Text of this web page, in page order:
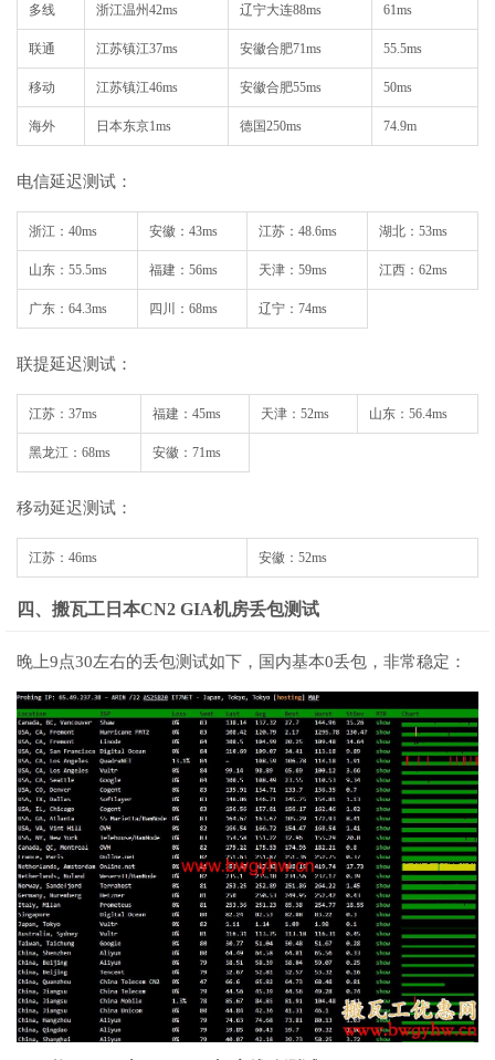
多线 浙江温州 42ms 辽宁大连88ms 61ms
联通 江苏镇江37ms 安徽合肥71ms 55.5ms
移动 江苏镇江46ms 安徽合肥55ms 50ms
海外 日本东京1ms 德国250ms 74.9m
电信延迟测试：
浙江： 40ms 安徽： 43ms 江苏： 48.6ms 湖北： 53ms
山东： 55.5ms 福建： 56ms 天津： 59ms 江西： 62ms
广东： 64.3ms 四川： 68ms 辽宁： 74ms
联提延迟测试：
江苏： 37ms 福建： 45ms 天津： 52ms 山东： 56.4ms
黑龙江： 68ms 安徽： 71ms
移动延迟测试：
江苏： 46ms 安徽： 52ms
四、搬瓦工日本CN2 GIA机房丢包测试
晚上9点30左右的丢包测试如下，国内基本0丢包，非常稳定：